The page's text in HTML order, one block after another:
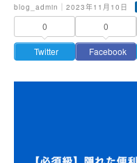
blog_admin｜2023年11月10日
0
Twitter
0
Facebook